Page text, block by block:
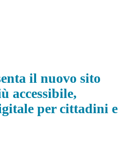
il nuovo sito
accessibile,
per cittadini e